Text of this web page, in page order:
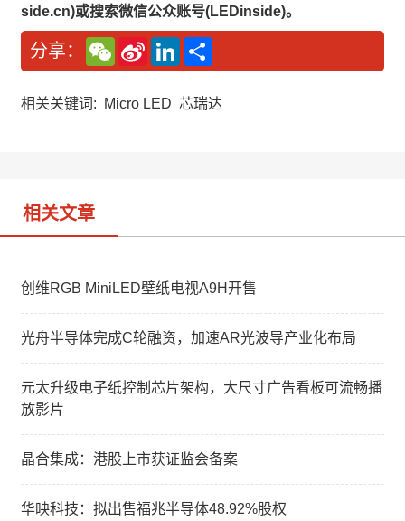
side.cn)或搜索微信公众账号(LEDinside)。
分享：
W
e
C
a
S
n
W
L
n
e
相关关键词: Micro LED 芯瑞达
相关文章
创维RGB MiniLED壁纸电视A9H开售
光舟半导体完成C轮融资，加速AR光波导产业化布局
元太升级电子纸控制芯片架构，大尺寸广告看板可流畅播
放影片
晶合集成：港股上市获证监会备案
华映科技：拟出售福兆半导体48.92%股权